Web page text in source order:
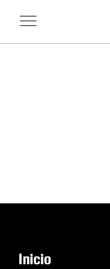
Inicio